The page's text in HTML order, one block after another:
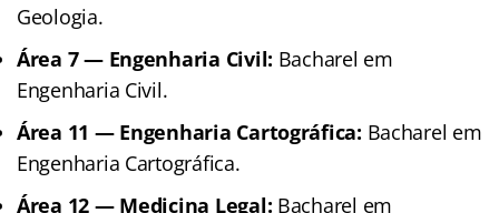
Geologia.
Área 7 — Engenharia Civil: Bacharel em
Engenharia Civil.
Área 11 — Engenharia Cartográfica: Bacharel em
Engenharia Cartográfica.
Área 12 — Medicina Legal: Bacharel em